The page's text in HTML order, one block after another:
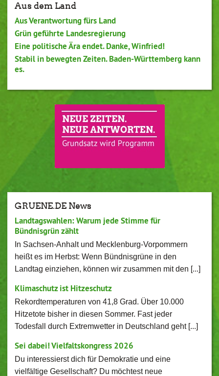
Aus dem Land
Aus Verantwortung fürs Land
Grün geführte Landesregierung
Eine politische Ära endet. Danke, Winfried!
Stabil in bewegten Zeiten. Baden-Württemberg kann
es.
GRUENE.DE News
Landtagswahlen: Warum jede Stimme für
Bündnisgrün zählt
In Sachsen-Anhalt und Mecklenburg-Vorpommern
heißt es im Herbst: Wenn Bündnisgrüne in den
Landtag einziehen, können wir zusammen mit den [...]
Klimaschutz ist Hitzeschutz
Rekordtemperaturen von 41,8 Grad. Über 10.000
Hitzetote bisher in diesen Sommer. Fast jeder
Todesfall durch Extremwetter in Deutschland geht [...]
Sei dabei! Vielfaltskongress 2026
Du interessierst dich für Demokratie und eine
vielfältige Gesellschaft? Du möchtest neue